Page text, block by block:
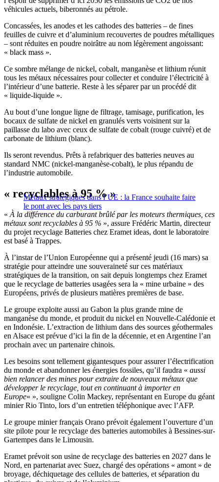
véhicules actuels, biberonnés au pétrole.
Concassées, les anodes et les cathodes des batteries – de fines
feuilles de cuivre et d’aluminium recouvertes de poudres métalliques
– sont réduites en poudre noirâtre au nom légèrement angoissant:
« black mass ».
Ce sombre mélange de nickel, cobalt, manganèse et lithium réunit
tous les métaux nécessaires pour collecter et conduire l’électricité à
l’intérieur d’une batterie. Reste à les séparer par un procédé dit
« liquide-liquide ».
Au bout d’une longue ligne de filtrage, tamisage, purification, les
bocaux de sulfate de nickel en granulés verts voisinent sur la
paillasse du labo avec ceux de sulfate de cobalt (rouge cuivré) et de
carbonate de lithium (blanc).
Ils seront revendus. Prêts à refabriquer des batteries neuves au
standard NMC (nickel-manganèse-cobalt), le plus répandu de
l’industrie automobile.
Métaux stratégiques dans l’UE : la France souhaite faire
le pont avec les pays tiers
« recyclables à 95 % »
« À la différence du carburant brûlé par les moteurs thermiques, ces
métaux sont recyclables à 95 % », assure Frédéric Martin, directeur
du projet recyclage Batteries chez Eramet ideas, dont le laboratoire
est basé à Trappes.
À l’instar de l’Union Européenne qui a présenté jeudi (16 mars) sa
stratégie pour atteindre une souveraineté sur ces matériaux
stratégiques de la transition, on sait depuis longtemps chez Eramet
que le recyclage de batteries usagées sera la « mine urbaine » des
Européens, privés de plusieurs matières premières de base.
Le groupe exploite aussi au Gabon la plus grande mine de
manganèse du monde, et produit du nickel en Nouvelle-Calédonie et
en Indonésie. L’extraction de lithium dans des sources géothermales
en Alsace est prévue d’ici la fin de la décennie, et en Argentine l’an
prochain avec un partenaire chinois.
Les besoins sont tellement gigantesques pour assurer l’électrification
du monde et abandonner les énergies fossiles, qu’il faudra « aussi
bien relancer des mines pour extraire de nouveaux métaux que
développer le recyclage, tout en continuant à importer en
Europe« », souligne Colin Mackey, représentant en Europe du géant
minier Rio Tinto, lors d’un entretien téléphonique avec l’AFP.
Le groupe minier français Orano prévoit également l’ouverture d’un
site pilote pour le recyclage des batteries automobiles à Bessines-sur-
Gartempes dans le Limousin.
Eramet prévoit son usine de recyclage des batteries en 2027 dans le
Nord, en partenariat avec Suez, chargé des opérations « amont » de
broyage, déchiquetage des cellules de batteries, et séparation du